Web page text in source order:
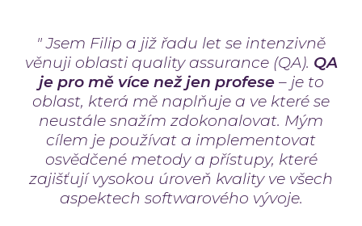
" Jsem Filip a již řadu let se intenzivně
věnuji oblasti quality assurance (QA). QA
je pro mě více než jen profese– je to
oblast, která mě naplňuje a ve které se
neustále snažím zdokonalovat. Mým
cílem je používat a implementovat
osvědčené metody a přístupy, které
zajišťují vysokou úroveň kvality ve všech
aspektech softwarového vývoje.